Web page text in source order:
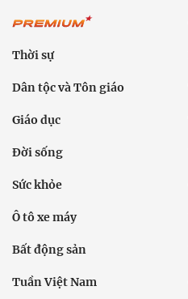
Thời sự
Dân tộc và Tôn giáo
Giáo dục
Đời sống
Sức khỏe
Ô tô xe máy
Bất động sản
Tuần Việt Nam